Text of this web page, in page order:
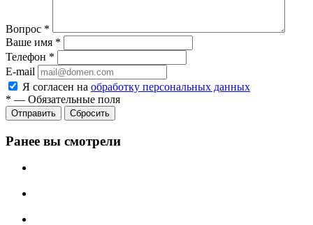
Вопрос *
Ваше имя *
Телефон *
E-mail
Я согласен на обработку персональных данных
* — Обязательные поля
Отправить Сбросить
Ранее вы смотрели